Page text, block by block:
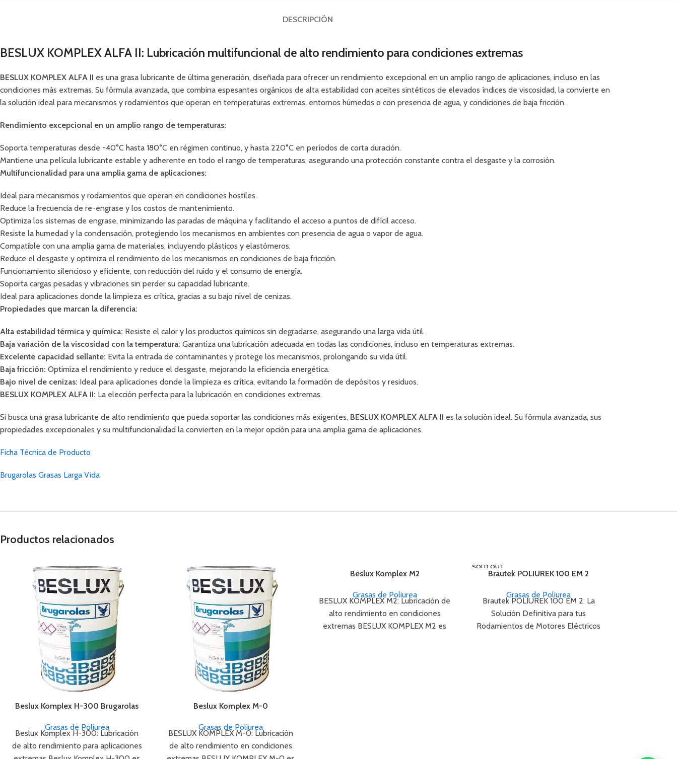
DESCRIPCIÓN
BESLUX KOMPLEX ALFA II: Lubricación multifuncional de alto rendimiento para condiciones extremas
BESLUX KOMPLEX ALFA II es una grasa lubricante de última generación, diseñada para ofrecer un rendimiento excepcional en un amplio rango de aplicaciones, incluso en las
condiciones más extremas. Su fórmula avanzada, que combina espesantes orgánicos de alta estabilidad con aceites sintéticos de elevados índices de viscosidad, la convierte en
la solución ideal para mecanismos y rodamientos que operan en temperaturas extremas, entornos húmedos o con presencia de agua, y condiciones de baja fricción.
Rendimiento excepcional en un amplio rango de temperaturas:
Soporta temperaturas desde -40°C hasta 180°C en régimen continuo, y hasta 220°C en períodos de corta duración.
Mantiene una película lubricante estable y adherente en todo el rango de temperaturas, asegurando una protección constante contra el desgaste y la corrosión.
Multifuncionalidad para una amplia gama de aplicaciones:
Ideal para mecanismos y rodamientos que operan en condiciones hostiles.
Reduce la frecuencia de re-engrase y los costos de mantenimiento.
Optimiza los sistemas de engrase, minimizando las paradas de máquina y facilitando el acceso a puntos de difícil acceso.
Resiste la humedad y la condensación, protegiendo los mecanismos en ambientes con presencia de agua o vapor de agua.
Compatible con una amplia gama de materiales, incluyendo plásticos y elastómeros.
Reduce el desgaste y optimiza el rendimiento de los mecanismos en condiciones de baja fricción.
Funcionamiento silencioso y eficiente, con reducción del ruido y el consumo de energía.
Soporta cargas pesadas y vibraciones sin perder su capacidad lubricante.
Ideal para aplicaciones donde la limpieza es crítica, gracias a su bajo nivel de cenizas.
Propiedades que marcan la diferencia:
Alta estabilidad térmica y química: Resiste el calor y los productos químicos sin degradarse, asegurando una larga vida útil.
Baja variación de la viscosidad con la temperatura: Garantiza una lubricación adecuada en todas las condiciones, incluso en temperaturas extremas.
Excelente capacidad sellante: Evita la entrada de contaminantes y protege los mecanismos, prolongando su vida útil.
Baja fricción: Optimiza el rendimiento y reduce el desgaste, mejorando la eficiencia energética.
Bajo nivel de cenizas: Ideal para aplicaciones donde la limpieza es crítica, evitando la formación de depósitos y residuos.
BESLUX KOMPLEX ALFA II: La elección perfecta para la lubricación en condiciones extremas.
Si busca una grasa lubricante de alto rendimiento que pueda soportar las condiciones más exigentes, BESLUX KOMPLEX ALFA II es la solución ideal. Su fórmula avanzada, sus
propiedades excepcionales y su multifuncionalidad la convierten en la mejor opción para una amplia gama de aplicaciones.
Ficha Técnica de Producto
Brugarolas Grasas Larga Vida
Productos relacionados
Beslux Komplex H-300 Brugarolas
Grasas de Poliurea
Beslux Komplex H-300: Lubricación
de alto rendimiento para aplicaciones
Beslux Komplex M-0
Grasas de Poliurea
BESLUX KOMPLEX M-0: Lubricación
de alto rendimiento en condiciones
Beslux Komplex M2
Grasas de Poliurea
BESLUX KOMPLEX M2: Lubricación de
alto rendimiento en condiciones
extremas BESLUX KOMPLEX M2 es
SOLD OUT
Brautek POLIUREK 100 EM 2
Grasas de Poliurea
Brautek POLIUREK 100 EM 2: La
Solución Definitiva para tus
Rodamientos de Motores Eléctricos